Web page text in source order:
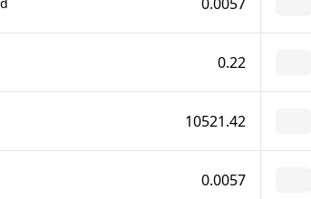
0.22
10521.42
0.0057